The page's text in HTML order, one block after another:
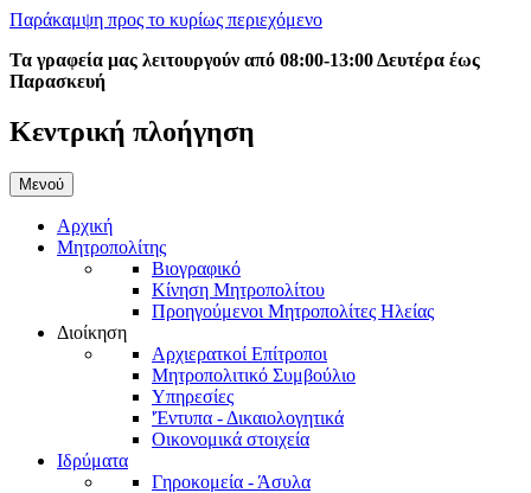
Παράκαμψη προς το κυρίως περιεχόμενο
Τα γραφεία μας λειτουργούν από 08:00-13:00 Δευτέρα έως
Παρασκευή
Κεντρική πλοήγηση
Μενού
Αρχική
Μητροπολίτης
Βιογραφικό
Κίνηση Μητροπολίτου
Προηγούμενοι Μητροπολίτες Ηλείας
Διοίκηση
Αρχιερατκοί Επίτροποι
Μητροπολιτικό Συμβούλιο
Υπηρεσίες
'Έντυπα - Δικαιολογητικά
Οικονομικά στοιχεία
Ιδρύματα
Γηροκομεία - Άσυλα